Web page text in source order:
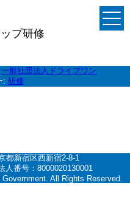
プ研修
一般社団法人ドライブワン
: 研修
都新宿区西新宿2-8-1
人番号：8000020130001
All Rights Reserved.